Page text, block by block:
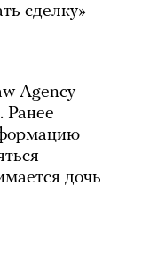
сделку»
Agency
Ранее
дочь